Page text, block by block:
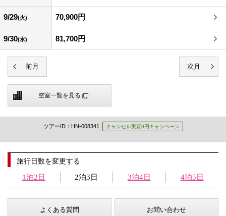
9/29(火) 70,900円
9/30(水) 81,700円
空室一覧を見る
ツアーID：HN-008341 キャンセル実質0円キャンペーン
旅行日数を変更する
1泊2日 2泊3日 3泊4日 4泊5日
よくある質問 お問い合わせ